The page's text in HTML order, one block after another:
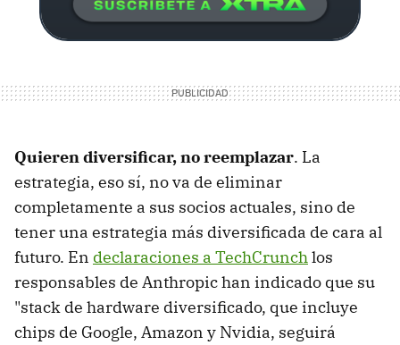
Quieren diversificar, no reemplazar. La
estrategia, eso sí, no va de eliminar
completamente a sus socios actuales, sino de
tener una estrategia más diversificada de cara al
futuro. En declaraciones a TechCrunchlos
responsables de Anthropic han indicado que su
"stack de hardware diversificado, que incluye
chips de Google, Amazon y Nvidia, seguirá